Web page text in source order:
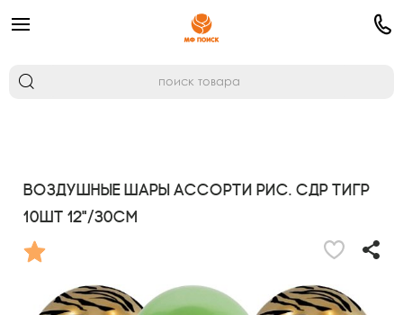
Воздушные шары ассорти рис. СДР Тигр
10шт 12"/30см